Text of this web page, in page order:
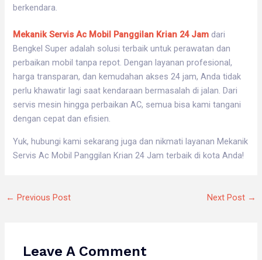
berkendara.
Mekanik Servis Ac Mobil Panggilan Krian 24 Jam dari
Bengkel Super adalah solusi terbaik untuk perawatan dan
perbaikan mobil tanpa repot. Dengan layanan profesional,
harga transparan, dan kemudahan akses 24 jam, Anda tidak
perlu khawatir lagi saat kendaraan bermasalah di jalan. Dari
servis mesin hingga perbaikan AC, semua bisa kami tangani
dengan cepat dan efisien.
Yuk, hubungi kami sekarang juga dan nikmati layanan Mekanik
Servis Ac Mobil Panggilan Krian 24 Jam terbaik di kota Anda!
← Previous Post Next Post →
Leave A Comment